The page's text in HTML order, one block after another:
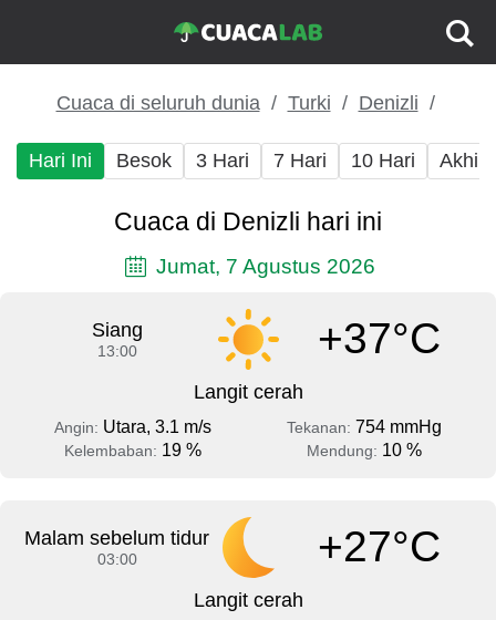
Cuaca di seluruh dunia Turki Denizli
Hari Ini Besok 3 Hari 7 Hari 10 Hari Akhir
Cuaca di Denizli hari ini
Jumat, 7 Agustus 2026
Siang
13:00 +37°C
Langit cerah
Angin: Utara, 3.1 m/s Tekanan: 754 mmHg
Kelembaban: 19 % Mendung: 10 %
Malam sebelum tidur
03:00 +27°C
Langit cerah